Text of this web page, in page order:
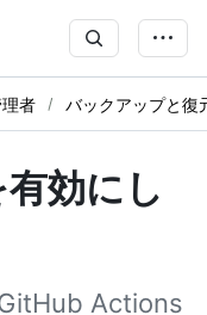
者 バックアップと復
効にし
Actions